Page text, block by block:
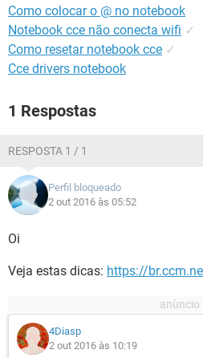
Como colocar o @ no notebook
Notebook cce não conecta wifi ✓
Como resetar notebook cce ✓
Cce drivers notebook
1 Respostas
RESPOSTA 1 / 1
Perfil bloqueado
2 out 2016 às 05:52
Oi
Veja estas dicas: https://
4Diasp
2 out 2016 às 10:19